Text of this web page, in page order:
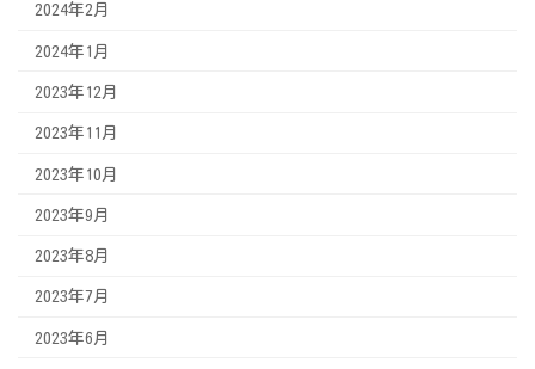
2024年2月
2024年1月
2023年12月
2023年11月
2023年10月
2023年9月
2023年8月
2023年7月
2023年6月